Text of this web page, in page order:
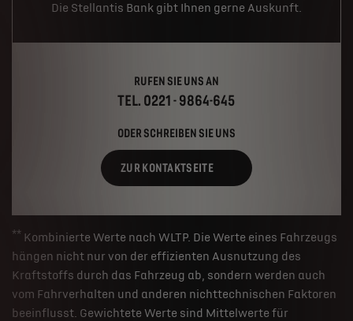
Die Stellantis Bank gibt Ihnen gerne Auskunft.
RUFEN SIE UNS AN
TEL. 0221 - 9864-645
ODER SCHREIBEN SIE UNS
ZUR KONTAKTSEITE
** Kombinierte Werte nach WLTP. Die Werte eines Fahrzeugs
hängen nicht nur von der effizienten Ausnutzung des
Kraftstoffs durch das Fahrzeug ab, sondern werden auch
vom Fahrverhalten und anderen nichttechnischen Faktoren
beeinflusst. Gewichtete Werte sind Mittelwerte für